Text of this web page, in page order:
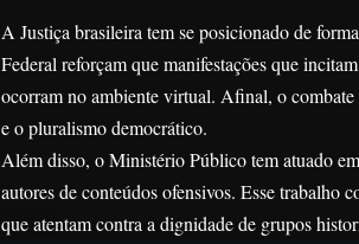
A Justiça brasileira tem se posicionado de
Federal reforçam que manifestações que
ocorram no ambiente virtual. Afinal, o
e o pluralismo democrático.
Além disso, o Ministério Público tem atuado
autores de conteúdos ofensivos. Esse trabalho
que atentam contra a dignidade de grupos